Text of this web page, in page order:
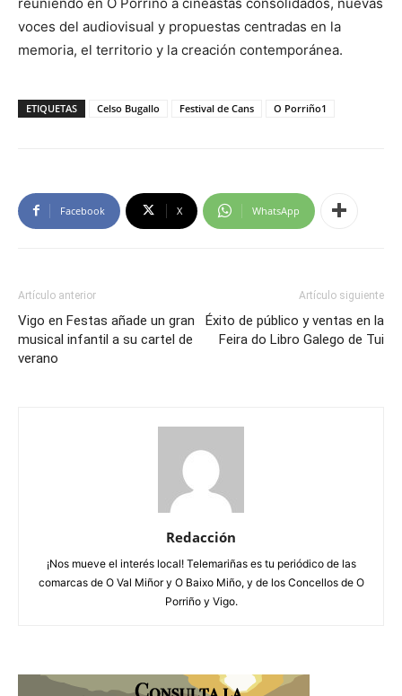
voces del audiovisual y propuestas centradas en la
memoria, el territorio y la creación contemporánea.
ETIQUETAS Celso Bugallo Festival de Cans O Porriño1
Facebook X WhatsApp
Artículo anterior
Vigo en Festas añade un gran
musical infantil a su cartel de
verano
Artículo siguiente
Éxito de público y ventas en la
Feira do Libro Galego de Tui
Redacción
¡Nos mueve el interés local! Telemariñas es tu periódico de las
comarcas de O Val Miñor y O Baixo Miño, y de los Concellos de O
Porriño y Vigo.